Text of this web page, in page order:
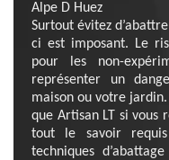
Alpe D Huez
Surtout évitez
ci est imposant. Le
pour les non-
représenter un
maison ou votre
que Artisan LT si vous
tout le savoir
techniques